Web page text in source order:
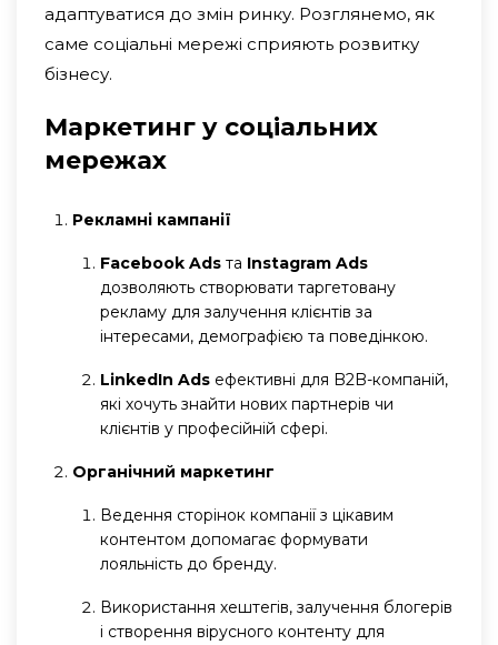
адаптуватися до змін ринку. Розглянемо, як
саме соціальні мережі сприяють розвитку
бізнесу.
Маркетинг у соціальних
мережах
Рекламні кампанії
Facebook Ads та Instagram Ads
дозволяють створювати таргетовану
рекламу для залучення клієнтів за
інтересами, демографією та поведінкою.
LinkedIn Ads ефективні для B2B-компаній,
які хочуть знайти нових партнерів чи
клієнтів у професійній сфері.
Органічний маркетинг
Ведення сторінок компанії з цікавим
контентом допомагає формувати
лояльність до бренду.
Використання хештегів, залучення блогерів
і створення вірусного контенту для